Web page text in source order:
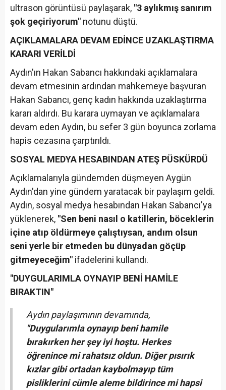
ultrason görüntüsü paylaşarak, "3 aylıkmış sanırım
şok geçiriyorum" notunu düştü.
AÇIKLAMALARA DEVAM EDİNCE UZAKLAŞTIRMA
KARARI VERİLDİ
Aydın'ın Hakan Sabancı hakkındaki açıklamalara
devam etmesinin ardından mahkemeye başvuran
Hakan Sabancı, genç kadın hakkında uzaklaştırma
kararı aldırdı. Bu karara uymayan ve açıklamalara
devam eden Aydın, bu sefer 3 gün boyunca zorlama
hapis cezasına çarptırıldı.
SOSYAL MEDYA HESABINDAN ATEŞ PÜSKÜRDÜ
Açıklamalarıyla gündemden düşmeyen Aygün
Aydın'dan yine gündem yaratacak bir paylaşım geldi.
Aydın, sosyal medya hesabından Hakan Sabancı'ya
yüklenerek, "Sen beni nasıl o katillerin, böceklerin
içine atıp öldürmeye çalıştıysan, andım olsun
seni yerle bir etmeden bu dünyadan göçüp
gitmeyeceğim" ifadelerini kullandı.
"DUYGULARIMLA OYNAYIP BENİ HAMİLE
BIRAKTIN"
Aydın paylaşımının devamında,
"Duygularımla oynayıp beni hamile
bırakırken her şey iyi hoştu. Herkes
öğrenince mi rahatsız oldun. Diğer pısırık
kızlar gibi ortadan kaybolmayıp tüm
pisliklerini cümle aleme bildirince mi hapsi